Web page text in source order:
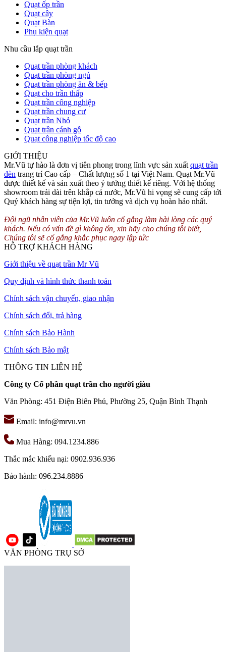
Quạt ốp trần
Quạt cây
Quạt Bàn
Phụ kiện quạt
Nhu cầu lắp quạt trần
Quạt trần phòng khách
Quạt trần phòng ngủ
Quạt trần phòng ăn & bếp
Quạt cho trần thấp
Quạt trần công nghiệp
Quạt trần chung cư
Quạt trần Nhỏ
Quạt trần cánh gỗ
Quạt công nghiệp tốc độ cao
GIỚI THIỆU
Mr.Vũ tự hào là đơn vị tiên phong trong lĩnh vực sản xuất quạt trần
đèn trang trí Cao cấp – Chất lượng số 1 tại Việt Nam. Quạt Mr.Vũ
được thiết kế và sản xuất theo ý tưởng thiết kế riêng. Với hệ thống
showroom trải dài trên khắp cả nước, Mr.Vũ hi vọng sẽ cung cấp tới
Quý khách hàng sự tiện lợi, tin tưởng và dịch vụ hoàn hảo nhất.
Đội ngũ nhân viên của Mr.Vũ luôn cố gắng làm hài lòng các quý
khách. Nếu có vấn đề gì không ổn, xin hãy cho chúng tôi biết,
Chúng tôi sẽ cố gắng khắc phục ngay lập tức
HỖ TRỢ KHÁCH HÀNG
Giới thiệu về quạt trần Mr Vũ
Quy định và hình thức thanh toán
Chính sách vận chuyển, giao nhận
Chính sách đổi, trả hàng
Chính sách Bảo Hành
Chính sách Bảo mật
THÔNG TIN LIÊN HỆ
Công ty Cổ phần quạt trần cho người giàu
Văn Phòng: 451 Điện Biên Phủ, Phường 25, Quận Bình Thạnh
Email: info@mrvu.vn
Mua Hàng: 094.1234.886
Thắc mắc khiếu nại: 0902.936.936
Bảo hành: 096.234.8886
VĂN PHÒNG TRỤ SỞ